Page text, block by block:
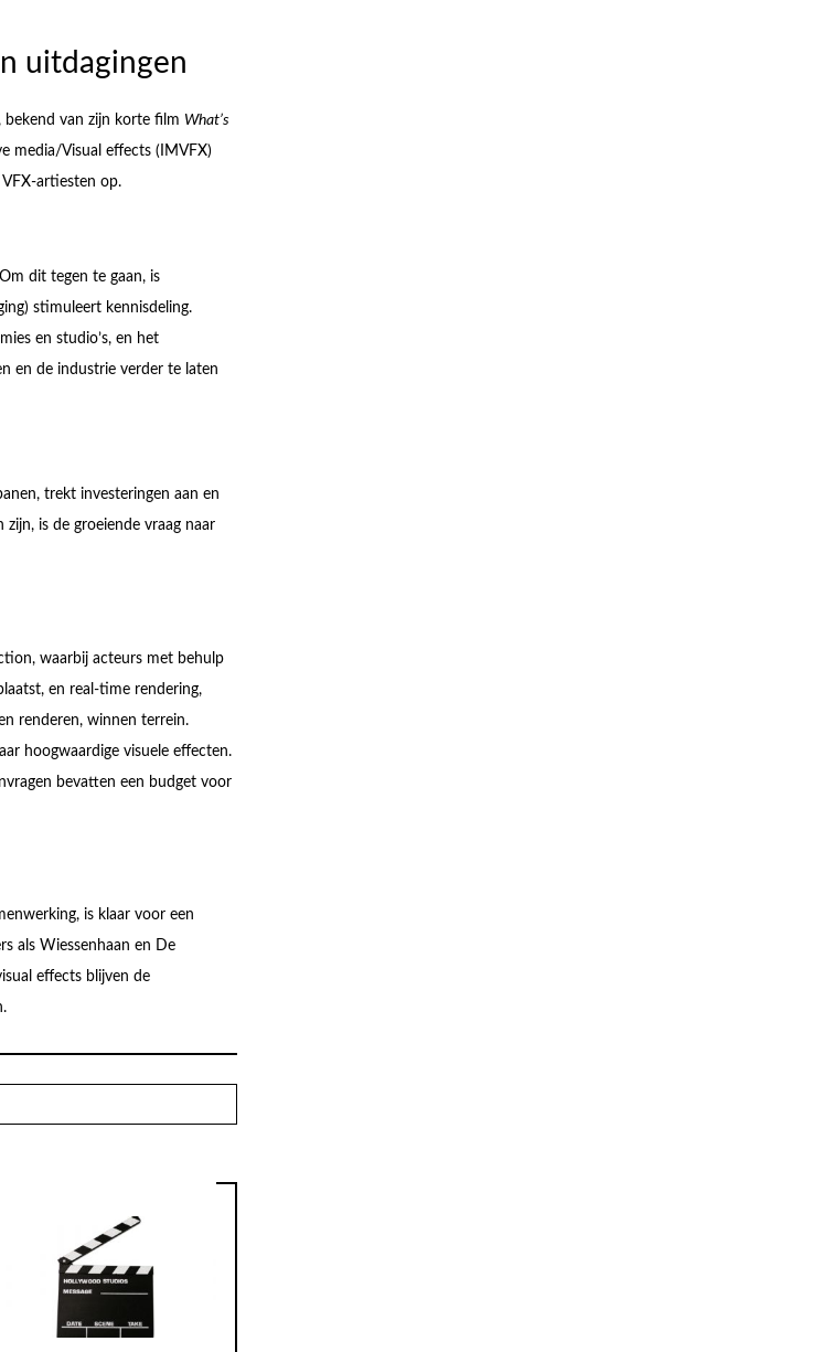
uitdagingen
bekend van zijn korte film What’s
media/Visual effects (IMVFX)
artiesten op.
dit tegen te gaan, is
stimuleert kennisdeling.
en studio’s, en het
en de industrie verder te laten
trekt investeringen aan en
is de groeiende vraag naar
waarbij acteurs met behulp
en real-time rendering,
renderen, winnen terrein.
hoogwaardige visuele effecten.
bevatten een budget voor
is klaar voor een
als Wiessenhaan en De
effects blijven de